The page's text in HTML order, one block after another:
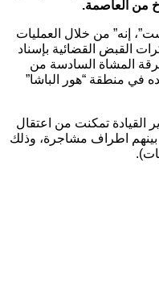
من العاصمة.
إنه” من خلال العمليات
القبض القضائية بإسناد
المشاة السادسة من
في منطقة “هور الباشا”
القيادة تمكنت من اعتقال
بينهم اطراف مشاجرة، وذلك